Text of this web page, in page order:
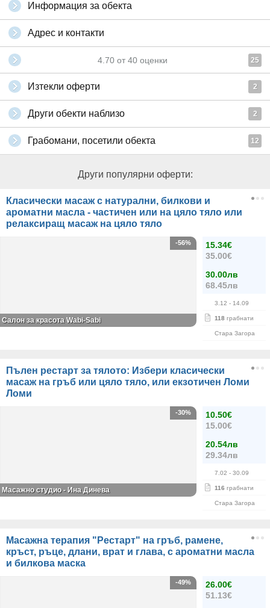
Информация за обекта
Адрес и контакти
4.70 от 40 оценки 25
Изтекли оферти 2
Други обекти наблизо 2
Грабомани, посетили обекта 12
Други популярни оферти:
Класически масаж с натурални, билкови и
ароматни масла - частичен или на цяло тяло или
релаксиращ масаж на цяло тяло
15.34€
35.00€
30.00лв
68.45лв
3.12 - 14.09
118 грабнати
Стара Загора
-56%
Салон за красота Wabi-Sabi
Пълен рестарт за тялото: Избери класически
масаж на гръб или цяло тяло, или екзотичен Ломи
Ломи
10.50€
15.00€
20.54лв
29.34лв
7.02 - 30.09
116 грабнати
Стара Загора
-30%
Масажно студио - Ина Динева
Масажна терапия "Рестарт" на гръб, рамене,
кръст, ръце, длани, врат и глава, с ароматни масла
и билкова маска
26.00€
51.13€
-49%